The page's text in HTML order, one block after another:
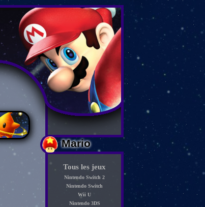
Mario
Tous les jeux
Nintendo Switch 2
Nintendo Switch
Wii U
Nintendo 3DS